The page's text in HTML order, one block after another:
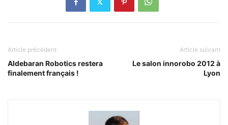
Article précédent
Aldebaran Robotics restera
finalement français !
Article suivant
Le salon innorobo 2012 à
Lyon